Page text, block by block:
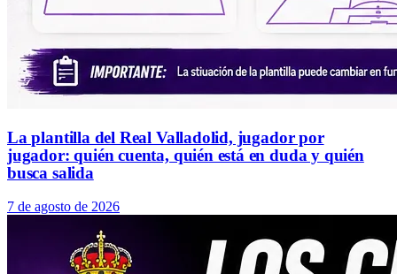
La plantilla del Real Valladolid, jugador por
jugador: quién cuenta, quién está en duda y quién
busca salida
7 de agosto de 2026